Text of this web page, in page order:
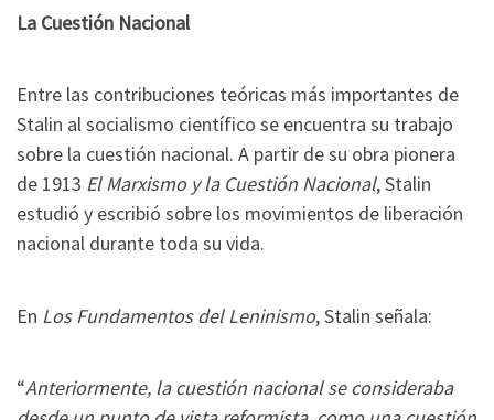
La Cuestión Nacional
Entre las contribuciones teóricas más importantes de
Stalin al socialismo científico se encuentra su trabajo
sobre la cuestión nacional. A partir de su obra pionera
de 1913 El Marxismo y la Cuestión Nacional, Stalin
estudió y escribió sobre los movimientos de liberación
nacional durante toda su vida.
En Los Fundamentos del Leninismo, Stalin señala:
“Anteriormente, la cuestión nacional se consideraba